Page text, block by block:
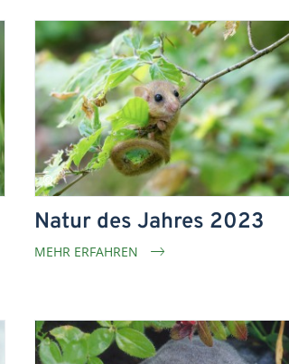
Natur des Jahres 2023
MEHR ERFAHREN